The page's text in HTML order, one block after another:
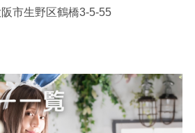
市生野区鶴橋3-5-55